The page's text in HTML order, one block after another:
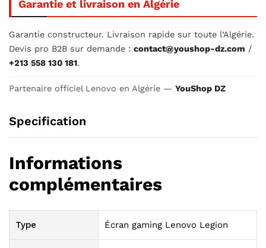
Garantie et livraison en Algérie
Garantie constructeur. Livraison rapide sur toute l’Algérie.
Devis pro B2B sur demande : contact@youshop-dz.com /
+213 558 130 181.
Partenaire officiel Lenovo en Algérie — YouShop DZ
Specification
Informations
complémentaires
Type Écran gaming Lenovo Legion